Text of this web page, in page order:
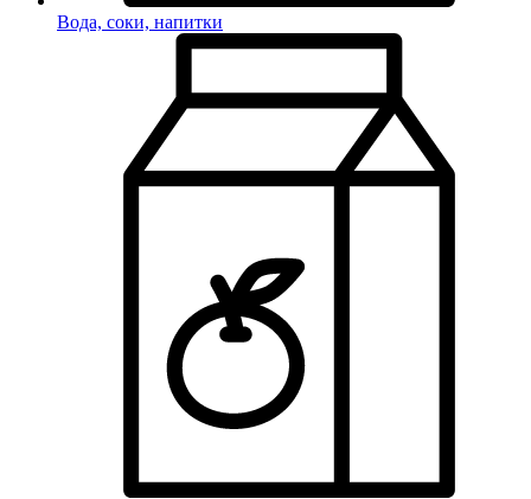
Вода, соки, напитки